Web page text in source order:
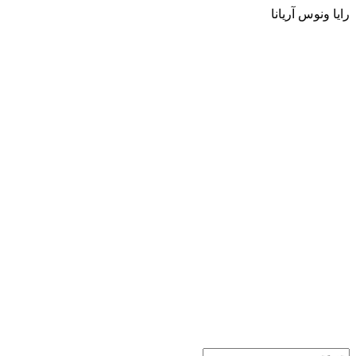
رایا ونوس آریانا